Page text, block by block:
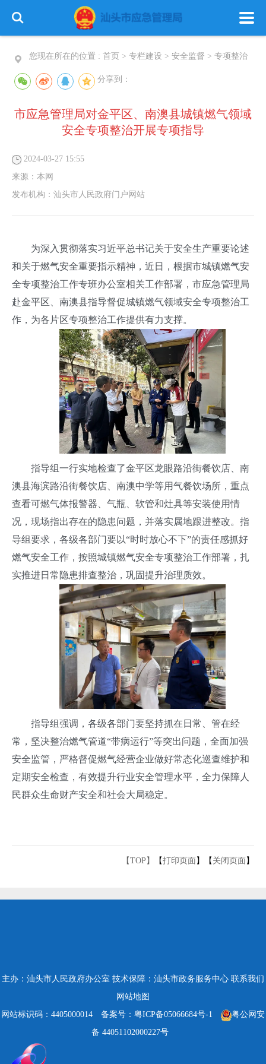
首 页 政务公开 政务服务
您现在所在的位置 : 首页 > 专栏建设 > 安全监督 > 专项整治
分享到：
市应急管理局对金平区、南澳县城镇燃气领域
安全专项整治开展专项指导
2024-03-27 15:55
来源： 本网
发布机构： 汕头市人民政府门户网站
为深入贯彻落实习近平总书记关于安全生产重要论述
和关于燃气安全重要指示精神，近日，根据市城镇燃气安
全专项整治工作专班办公室相关工作部署，市应急管理局
赴金平区、南澳县指导督促城镇燃气领域安全专项整治工
作，为各片区专项整治工作提供有力支撑。
指导组一行实地检查了金平区龙眼路沿街餐饮店、南
澳县海滨路沿街餐饮店、南澳中学等用气餐饮场所，重点
查看可燃气体报警器、气瓶、软管和灶具等安装使用情
况，现场指出存在的隐患问题，并落实属地跟进整改。指
导组要求，各级各部门要以“时时放心不下”的责任感抓好
燃气安全工作，按照城镇燃气安全专项整治工作部署，扎
实推进日常隐患排查整治，巩固提升治理质效。
指导组强调，各级各部门要坚持抓在日常、管在经
常，坚决整治燃气管道“带病运行”等突出问题，全面加强
安全监管，严格督促燃气经营企业做好常态化巡查维护和
定期安全检查，有效提升行业安全管理水平，全力保障人
民群众生命财产安全和社会大局稳定。
【TOP】 【打印页面】【 关闭页面】
主办：汕头市人民政府办公室 技术保障：汕头市政务服务中心 联系我们
网站地图
网站标识码：4405000014
备案号：粤ICP备05066684号-1
粤公网安
备 44051102000227号